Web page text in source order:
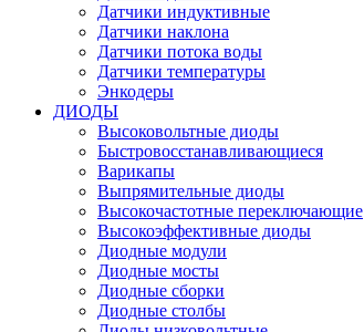
Датчики индуктивные
Датчики наклона
Датчики потока воды
Датчики температуры
Энкодеры
ДИОДЫ
Высоковольтные диоды
Быстровосстанавливающиеся
Варикапы
Выпрямительные диоды
Высокочастотные переключающие
Высокоэффективные диоды
Диодные модули
Диодные мосты
Диодные сборки
Диодные столбы